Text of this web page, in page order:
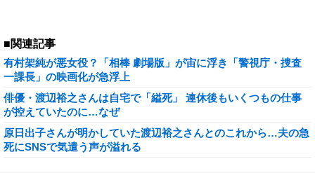
■関連記事
有村架純が悪女役？「相棒 劇場版」が宙に浮き「警視庁・捜査
一課長」の映画化が急浮上
俳優・渡辺裕之さんは自宅で「縊死」 連休後もいくつもの仕事
が控えていたのに…なぜ
原日出子さんが明かしていた渡辺裕之さんとのこれから…夫の急
死にSNSで気遣う声が溢れる